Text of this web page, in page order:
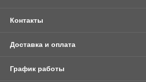
Контакты
Доставка и оплата
График работы